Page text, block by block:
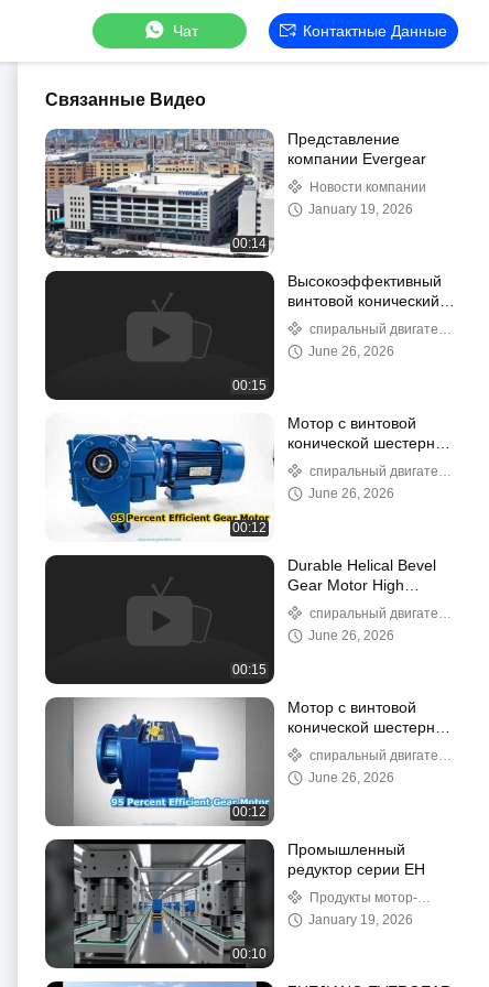
Чат Контактные Данные
Связанные Видео
00:14
Представление
компании Evergear
Новости компании
January 19, 2026
00:15
Высокоэффективный
винтовой конический
мотор-редуктор для
промышленности
спиральный двигатель
косых редукторов
June 26, 2026
00:12
Мотор с винтовой
конической шестерней
высокой
эффективности,
мощность 95
спиральный двигатель
косых редукторов
June 26, 2026
00:15
Durable Helical Bevel
Gear Motor High
Efficiency Solution
спиральный двигатель
косых редукторов
June 26, 2026
00:12
Мотор с винтовой
конической шестерней
высокой
эффективности,
мощность 95
спиральный двигатель
косых редукторов
June 26, 2026
00:10
Промышленный
редуктор серии EH
Продукты мотор-
редукторов
January 19, 2026